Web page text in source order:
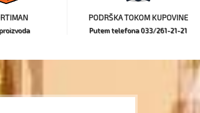
PODRŠKA TOKOM KUPOVINE
Putem telefona 033/261-21-21